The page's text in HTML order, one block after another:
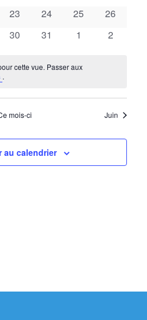
VUES
0
23
0
24
0
25
0
26
0
30
0
31
0
1
0
2
cette vue. Passer aux
.
mois-ci Juin
au calendrier